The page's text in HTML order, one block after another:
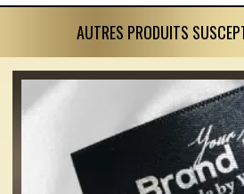
AUTRES PRODUITS